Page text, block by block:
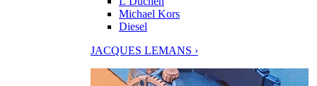
Michael Kors
Diesel
JACQUES LEMANS ›